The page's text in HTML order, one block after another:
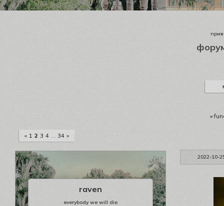
»
« 1 2 3 4 … 34 »
2022-10-
raven
everybody we will die